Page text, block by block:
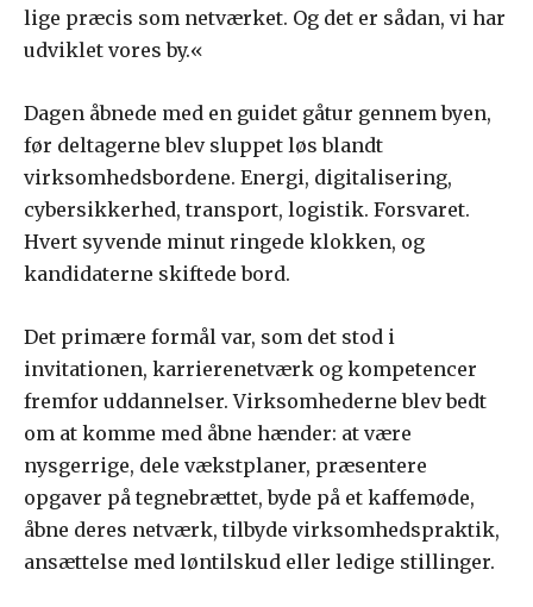
lige præcis som netværket. Og det er sådan, vi har
udviklet vores by.«
Dagen åbnede med en guidet gåtur gennem byen,
før deltagerne blev sluppet løs blandt
virksomhedsbordene. Energi, digitalisering,
cybersikkerhed, transport, logistik. Forsvaret.
Hvert syvende minut ringede klokken, og
kandidaterne skiftede bord.
Det primære formål var, som det stod i
invitationen, karrierenetværk og kompetencer
fremfor uddannelser. Virksomhederne blev bedt
om at komme med åbne hænder: at være
nysgerrige, dele vækstplaner, præsentere
opgaver på tegnebrættet, byde på et kaffemøde,
åbne deres netværk, tilbyde virksomhedspraktik,
ansættelse med løntilskud eller ledige stillinger.